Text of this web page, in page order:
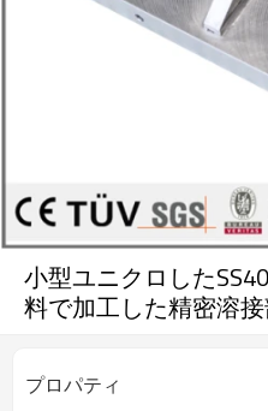
小型ユニクロした
料で加工した精密溶
プロパティ